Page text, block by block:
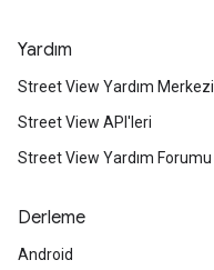
Yardım
Street View Yardım Merkezi
Street View API'leri
Street View Yardım Forumu
Derleme
Android